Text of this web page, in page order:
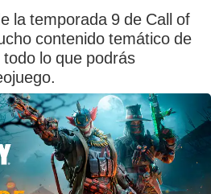
la temporada 9 de Call of
contenido temático de
lo que podrás